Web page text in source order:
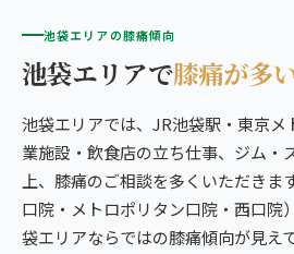
池袋エリアの膝痛傾向
池袋エリアで膝痛が多
池袋エリアでは、JR池袋駅・東京メ
業施設・飲食店の立ち仕事、ジム・
上、膝痛のご相談を多くいただきま
口院・メトロポリタン口院・西口院
袋エリアならではの膝痛傾向が見え